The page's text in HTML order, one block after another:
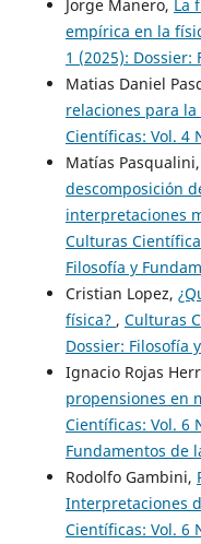
Jorge Manero, La
empírica en la
1 (2025): Dossier:
Matias Daniel
relaciones para
Científicas: Vol. 4
Matías Pasqualini,
descomposición
interpretaciones
Culturas
Filosofía y
Cristian Lopez,
física? , Culturas
Dossier: Filosofía
Ignacio Rojas
propensiones en
Científicas: Vol. 6
Fundamentos de
Rodolfo Gambini,
Interpretaciones
Científicas: Vol. 6